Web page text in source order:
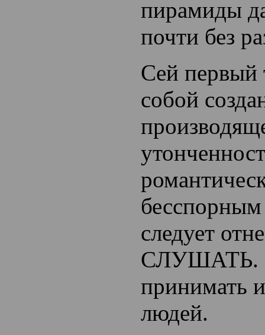
пирамиды
почти без
Сей первый
собой
бесспорным
следует
СЛУШАТЬ.
принимать
людей.